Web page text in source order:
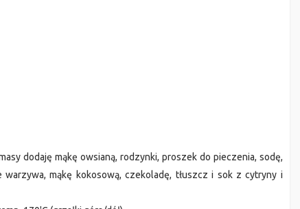
dodaję mąkę owsianą, rodzynki, proszek do pieczenia, sodę,
mąkę kokosową, czekoladę, tłuszcz i sok z cytryny i